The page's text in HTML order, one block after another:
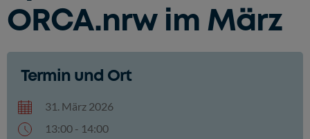
ORCA.nrw im März
Termin und Ort
31. März 2026
13:00 - 14:00